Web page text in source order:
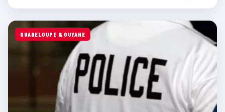
GUADELOUPE & GUYANE